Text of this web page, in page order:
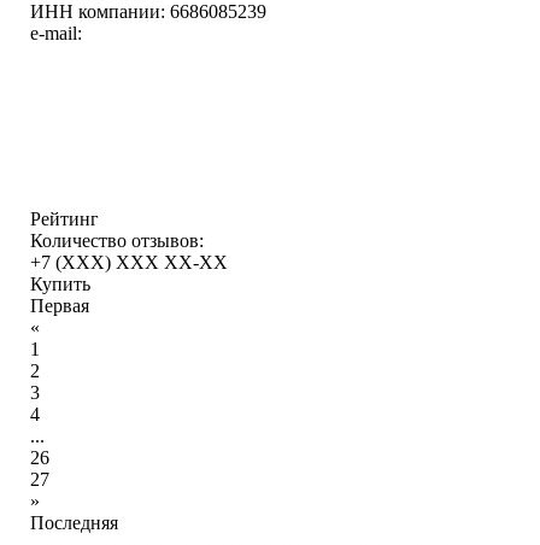
ИНН компании: 6686085239
e-mail:
Рейтинг
Количество отзывов:
+7 (XXX) ХХХ ХХ-ХХ
Купить
Первая
«
1
2
3
4
...
26
27
»
Последняя